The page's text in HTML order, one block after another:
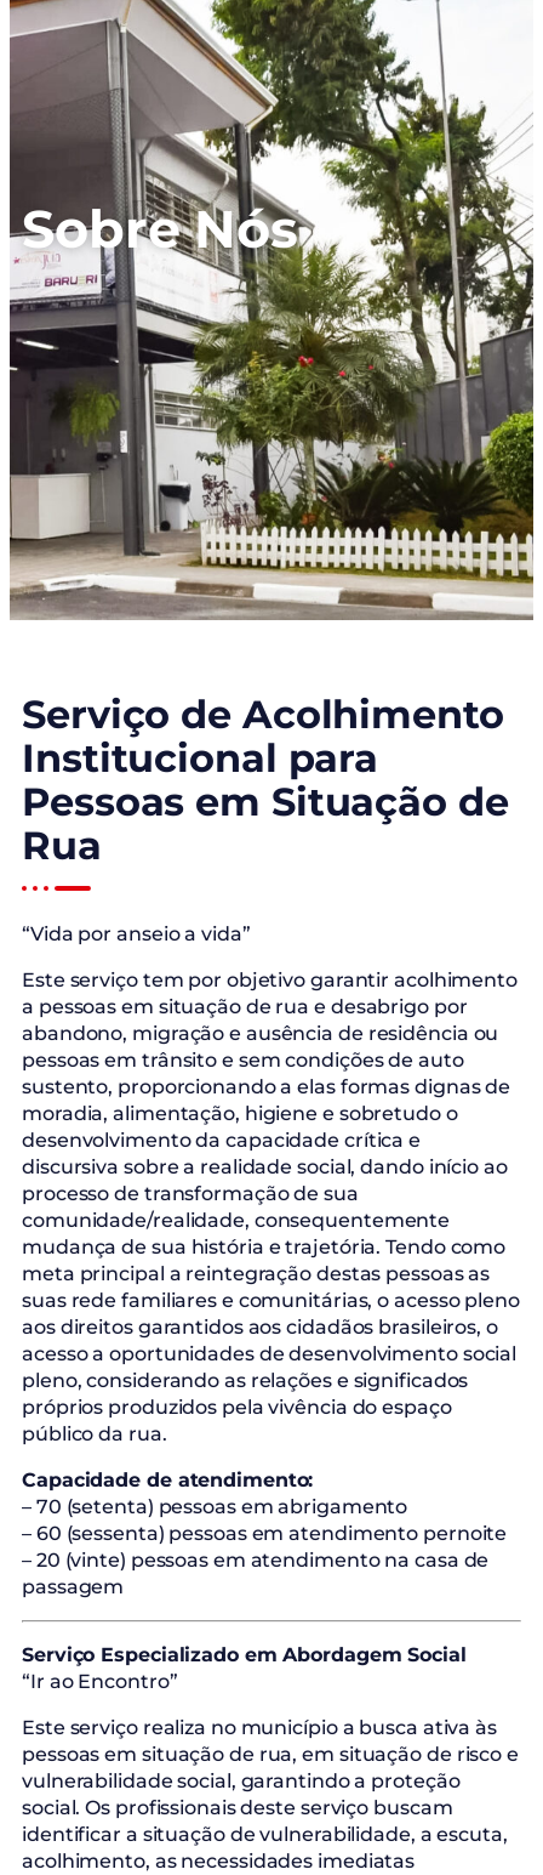
Sobre Nós
Serviço de Acolhimento
Institucional para
Pessoas em Situação de
Rua
“Vida por anseio a vida”
Este serviço tem por objetivo garantir acolhimento
a pessoas em situação de rua e desabrigo por
abandono, migração e ausência de residência ou
pessoas em trânsito e sem condições de auto
sustento, proporcionando a elas formas dignas de
moradia, alimentação, higiene e sobretudo o
desenvolvimento da capacidade crítica e
discursiva sobre a realidade social, dando início ao
processo de transformação de sua
comunidade/realidade, consequentemente
mudança de sua história e trajetória. Tendo como
meta principal a reintegração destas pessoas as
suas rede familiares e comunitárias, o acesso pleno
aos direitos garantidos aos cidadãos brasileiros, o
acesso a oportunidades de desenvolvimento social
pleno, considerando as relações e significados
próprios produzidos pela vivência do espaço
público da rua.
Capacidade de atendimento:
– 70 (setenta) pessoas em abrigamento
– 60 (sessenta) pessoas em atendimento pernoite
– 20 (vinte) pessoas em atendimento na casa de
passagem
Serviço Especializado em Abordagem Social
“Ir ao Encontro”
Este serviço realiza no município a busca ativa às
pessoas em situação de rua, em situação de risco e
vulnerabilidade social, garantindo a proteção
social. Os profissionais deste serviço buscam
identificar a situação de vulnerabilidade, a escuta,
acolhimento, as necessidades imediatas